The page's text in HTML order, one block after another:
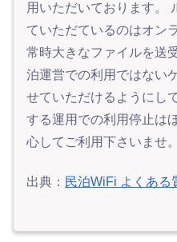
用いただいております。
ていただているのはオン
常時大きなファイルを送
泊運営での利用ではない
せていただけるようにし
する運用での利用停止は
心してご利用下さいませ。
出典： 民泊WiFi よくある